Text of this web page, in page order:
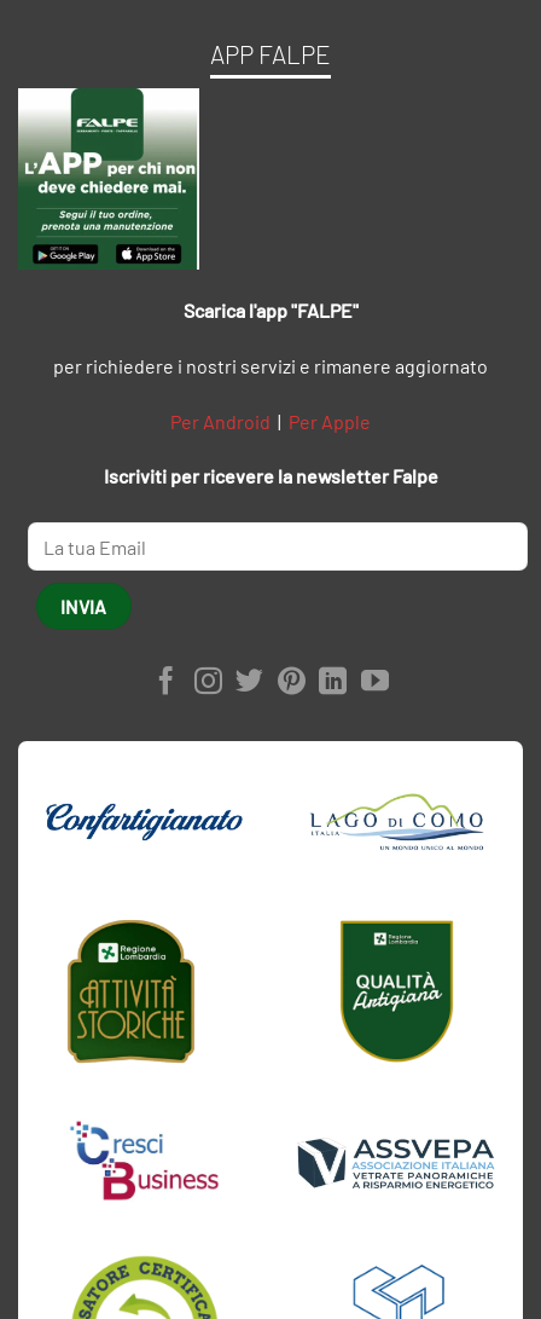
APP FALPE
Scarica l'app "FALPE"
per richiedere i nostri servizi e rimanere aggiornato
Per Android | Per Apple
Iscriviti per ricevere la newsletter Falpe